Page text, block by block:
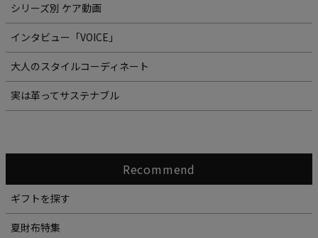
シリーズ別 ケア動画
インタビュー「VOICE」
大人のスタイルコーディネート
実は革ってサステナブル
Recommend
ギフトを探す
夏財布特集